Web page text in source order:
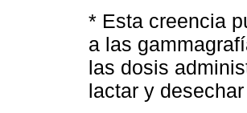
* Esta creencia
a las
las dosis
lactar y